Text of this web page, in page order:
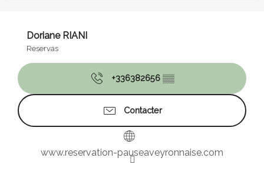
Doriane RIANI
Reservas
+336382656 ▒▒
Contacter
www.reservation-pauseaveyronnaise.com